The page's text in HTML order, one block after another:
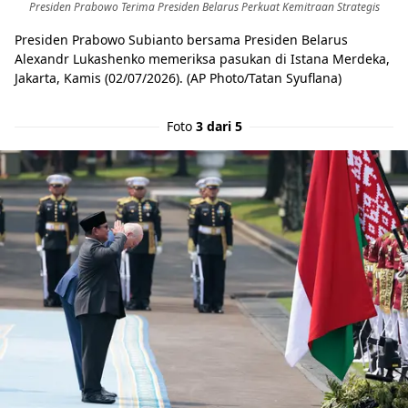
Presiden Prabowo Terima Presiden Belarus Perkuat Kemitraan Strategis
Presiden Prabowo Subianto bersama Presiden Belarus
Alexandr Lukashenko memeriksa pasukan di Istana Merdeka,
Jakarta, Kamis (02/07/2026). (AP Photo/Tatan Syuflana)
Foto 3 dari 5